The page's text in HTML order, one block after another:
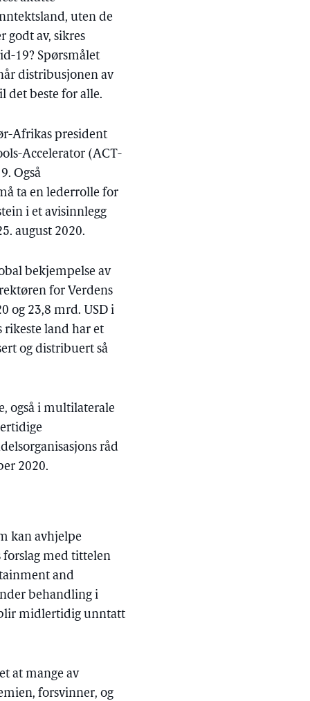
uten de
godt av, sikres
19? Spørsmålet
distribusjonen av
det beste for alle.
Afrikas president
Accelerator (ACT-
Også
ta en lederrolle for
i et avisinnlegg
august 2020.
bekjempelse av
for Verdens
og 23,8 mrd. USD i
rikeste land har et
og distribuert så
også i multilaterale
råd
2020.
kan avhjelpe
forslag med tittelen
and
behandling i
blir midlertidig unntatt
at mange av
forsvinner, og